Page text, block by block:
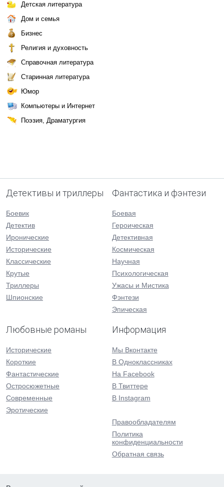
Детская литература
Дом и семья
Бизнес
Религия и духовность
Справочная литература
Старинная литература
Юмор
Компьютеры и Интернет
Поэзия, Драматургия
Детективы и триллеры
Боевик
Детектив
Иронические
Исторические
Классические
Крутые
Триллеры
Шпионские
Фантастика и фэнтези
Боевая
Героическая
Детективная
Космическая
Научная
Психологическая
Ужасы и Мистика
Фэнтези
Эпическая
Любовные романы
Исторические
Короткие
Фантастические
Остросюжетные
Современные
Эротические
Информация
Мы Вконтакте
В Одноклассниках
На Facebook
В Твиттере
В Instagram
Правообладателям
Политика
конфиденциальности
Обратная связь